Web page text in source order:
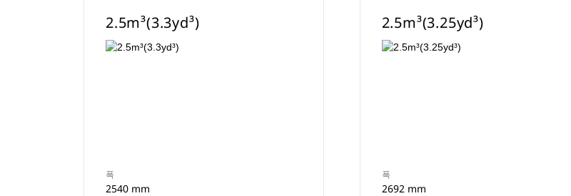
2.5m³(3.3yd³)
폭
2540 mm
2.5m³(3.25yd³)
폭
2692 mm